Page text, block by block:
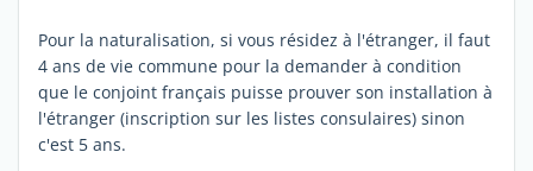
Pour la naturalisation, si vous résidez à l'étranger, il faut
4 ans de vie commune pour la demander à condition
que le conjoint français puisse prouver son installation à
l'étranger (inscription sur les listes consulaires) sinon
c'est 5 ans.